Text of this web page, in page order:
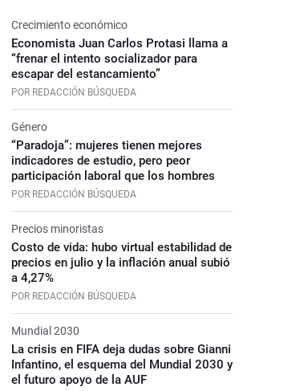
Crecimiento económico
Economista Juan Carlos Protasi llama a
“frenar el intento socializador para
escapar del estancamiento”
POR REDACCIÓN BÚSQUEDA
Género
“Paradoja”: mujeres tienen mejores
indicadores de estudio, pero peor
participación laboral que los hombres
POR REDACCIÓN BÚSQUEDA
Precios minoristas
Costo de vida: hubo virtual estabilidad de
precios en julio y la inflación anual subió
a 4,27%
POR REDACCIÓN BÚSQUEDA
Mundial 2030
La crisis en FIFA deja dudas sobre Gianni
Infantino, el esquema del Mundial 2030 y
el futuro apoyo de la AUF